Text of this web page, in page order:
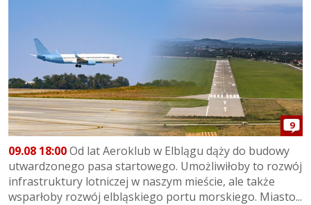
9
09.08 18:00Od lat Aeroklub w Elblągu dąży do budowy
utwardzonego pasa startowego. Umożliwiłoby to rozwój
infrastruktury lotniczej w naszym mieście, ale także
wsparłoby rozwój elbląskiego portu morskiego. Miasto...